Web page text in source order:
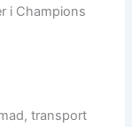
i Champions
transport